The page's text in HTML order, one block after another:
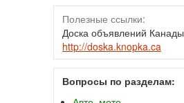
Полезные ссылки:
Доска объявлений Канады
http://doska.knopka.ca
Вопросы по разделам: